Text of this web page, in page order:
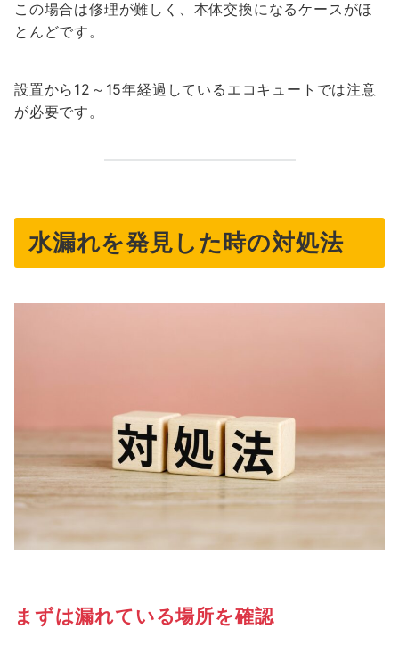
この場合は修理が難しく、本体交換になるケースがほ
とんどです。
設置から12～15年経過しているエコキュートでは注意
が必要です。
水漏れを発見した時の対処法
まずは漏れている場所を確認